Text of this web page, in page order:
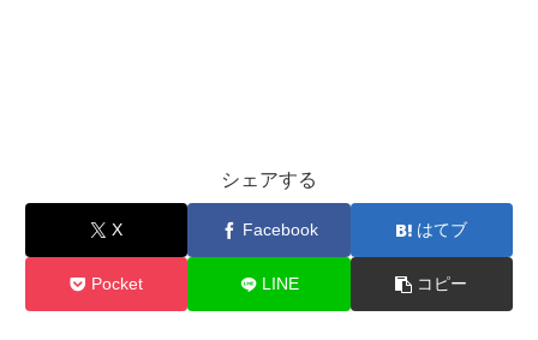
シェアする
X Facebook はてブ
Pocket LINE コピー